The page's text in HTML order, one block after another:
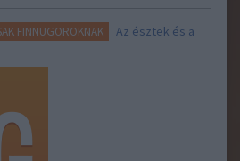
FINNUGOROKNAK
Az észtek és a